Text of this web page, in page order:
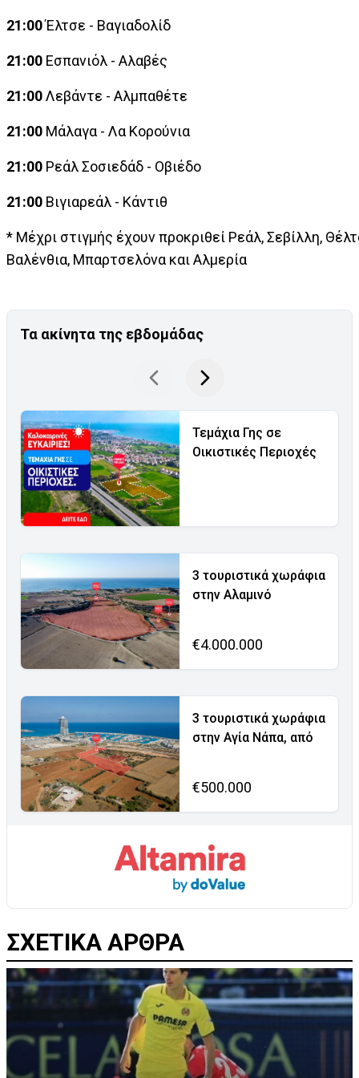
21:00Έλτσε - Βαγιαδολίδ
21:00 Εσπανιόλ - Αλαβές
21:00Λεβάντε - Αλμπαθέτε
21:00 Μάλαγα - Λα Κορούνια
21:00 Ρεάλ Σοσιεδάδ - Οβιέδο
21:00 Βιγιαρεάλ - Κάντιθ
* Μέχρι στιγμής έχουν προκριθεί Ρεάλ, Σεβίλλη,
Βαλένθια, Μπαρτσελόνα και Αλμερία
Τα ακίνητα της εβδομάδας
Τεμάχια Γης σε
Οικιστικές Περιοχές
3 τουριστικά χωράφια
στην Αλαμινό
€4.000.000
3 τουριστικά χωράφια
στην Αγία Νάπα, από
€500.000
ΣΧΕΤΙΚΑ ΑΡΘΡΑ